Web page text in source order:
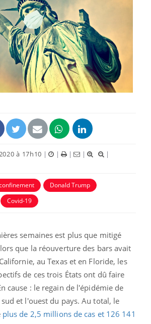
à 17h10 | | | |
|
Donald Trump
Covid-19
semaines est plus que mitigé
que la réouverture des bars avait
au Texas et en Floride, les
de ces trois États ont dû faire
cause : le regain de l'épidémie de
et l'ouest du pays. Au total, le
plus de 2,5 millions de cas et 126 141